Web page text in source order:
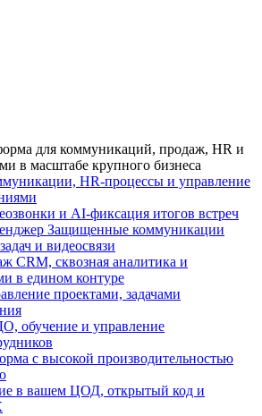
для коммуникаций, продаж, HR и
в масштабе крупного бизнеса
HR-процессы и управление
и AI-фиксация итогов встреч
Защищенные коммуникации
и видеосвязи
CRM, сквозная аналитика и
в едином контуре
проектами, задачами
обучение и управление
с высокой производительностью
в вашем ЦОД, открытый код и